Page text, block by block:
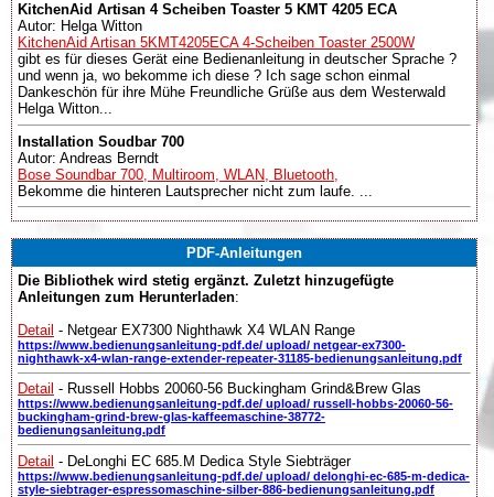
KitchenAid Artisan 4 Scheiben Toaster 5 KMT 4205 ECA
Autor: Helga Witton
KitchenAid Artisan 5KMT4205ECA 4-Scheiben Toaster 2500W
gibt es für dieses Gerät eine Bedienanleitung in deutscher Sprache ?
und wenn ja, wo bekomme ich diese ? Ich sage schon einmal
Dankeschön für ihre Mühe Freundliche Grüße aus dem Westerwald
Helga Witton...
Installation Soudbar 700
Autor: Andreas Berndt
Bose Soundbar 700, Multiroom, WLAN, Bluetooth,
Bekomme die hinteren Lautsprecher nicht zum laufe. ...
PDF-Anleitungen
Die Bibliothek wird stetig ergänzt. Zuletzt hinzugefügte
Anleitungen zum Herunterladen:
Detail - Netgear EX7300 Nighthawk X4 WLAN Range
https://www.bedienungsanleitung-pdf.de/ upload/ netgear-ex7300-
nighthawk-x4-wlan-range-extender-repeater-31185-bedienungsanleitung.pdf
Detail - Russell Hobbs 20060-56 Buckingham Grind&Brew Glas
https://www.bedienungsanleitung-pdf.de/ upload/ russell-hobbs-20060-56-
buckingham-grind-brew-glas-kaffeemaschine-38772-
bedienungsanleitung.pdf
Detail - DeLonghi EC 685.M Dedica Style Siebträger
https://www.bedienungsanleitung-pdf.de/ upload/ delonghi-ec-685-m-dedica-
style-siebtrager-espressomaschine-silber-886-bedienungsanleitung.pdf